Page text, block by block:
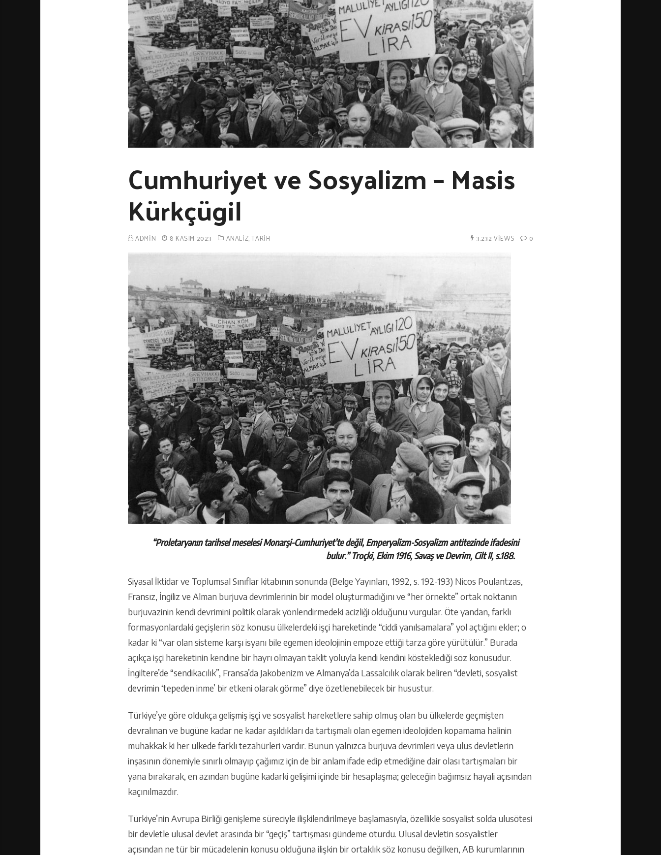
Cumhuriyet ve Sosyalizm – Masis
Kürkçügil
ADMIN 8 KASIM 2023 ANALIZ,TARIH 3.232 VIEWS 0
“Proletaryanın tarihsel meselesi Monarşi-Cumhuriyet’te değil, Emperyalizm-Sosyalizm antitezinde ifadesini
bulur.” Troçki, Ekim 1916, Savaş ve Devrim, Cilt II, s.188.
Siyasal İktidar ve Toplumsal Sınıflar kitabının sonunda (Belge Yayınları, 1992, s. 192-193) Nicos Poulantzas,
Fransız, İngiliz ve Alman burjuva devrimlerinin bir model oluşturmadığını ve “her örnekte” ortak noktanın
burjuvazinin kendi devrimini politik olarak yönlendirmedeki acizliği olduğunu vurgular. Öte yandan, farklı
formasyonlardaki geçişlerin söz konusu ülkelerdeki işçi hareketinde “ciddi yanılsamalara” yol açtığını ekler; o
kadar ki “var olan sisteme karşı isyanı bile egemen ideolojinin empoze ettiği tarza göre yürütülür.” Burada
açıkça işçi hareketinin kendine bir hayrı olmayan taklit yoluyla kendi kendini kösteklediği söz konusudur.
İngiltere’de “sendikacılık”, Fransa’da Jakobenizm ve Almanya’da Lassalcılık olarak beliren “devleti, sosyalist
devrimin ‘tepeden inme’ bir etkeni olarak görme” diye özetlenebilecek bir husustur.
Türkiye’ye göre oldukça gelişmiş işçi ve sosyalist hareketlere sahip olmuş olan bu ülkelerde geçmişten
devralınan ve bugüne kadar ne kadar aşıldıkları da tartışmalı olan egemen ideolojiden kopamama halinin
muhakkak ki her ülkede farklı tezahürleri vardır. Bunun yalnızca burjuva devrimleri veya ulus devletlerin
inşasının dönemiyle sınırlı olmayıp çağımız için de bir anlam ifade edip etmediğine dair olası tartışmaları bir
yana bırakarak, en azından bugüne kadarki gelişimi içinde bir hesaplaşma; geleceğin bağımsız hayali açısından
kaçınılmazdır.
Türkiye’nin Avrupa Birliği genişleme süreciyle ilişkilendirilmeye başlamasıyla, özellikle sosyalist solda ulusötesi
bir devletle ulusal devlet arasında bir “geçiş” tartışması gündeme oturdu. Ulusal devletin sosyalistler
açısından ne tür bir mücadelenin konusu olduğuna ilişkin bir ortaklık söz konusu değilken, AB kurumlarının